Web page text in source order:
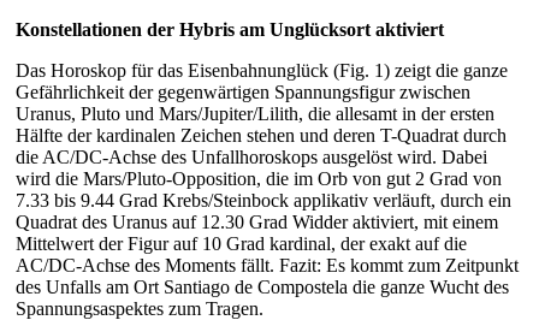
Konstellationen der Hybris am Unglücksort aktiviert
Das Horoskop für das Eisenbahnunglück (Fig. 1) zeigt die ganze
Gefährlichkeit der gegenwärtigen Spannungsfigur zwischen
Uranus, Pluto und Mars/Jupiter/Lilith, die allesamt in der ersten
Hälfte der kardinalen Zeichen stehen und deren T-Quadrat durch
die AC/DC-Achse des Unfallhoroskops ausgelöst wird. Dabei
wird die Mars/Pluto-Opposition, die im Orb von gut 2 Grad von
7.33 bis 9.44 Grad Krebs/Steinbock applikativ verläuft, durch ein
Quadrat des Uranus auf 12.30 Grad Widder aktiviert, mit einem
Mittelwert der Figur auf 10 Grad kardinal, der exakt auf die
AC/DC-Achse des Moments fällt. Fazit: Es kommt zum Zeitpunkt
des Unfalls am Ort Santiago de Compostela die ganze Wucht des
Spannungsaspektes zum Tragen.